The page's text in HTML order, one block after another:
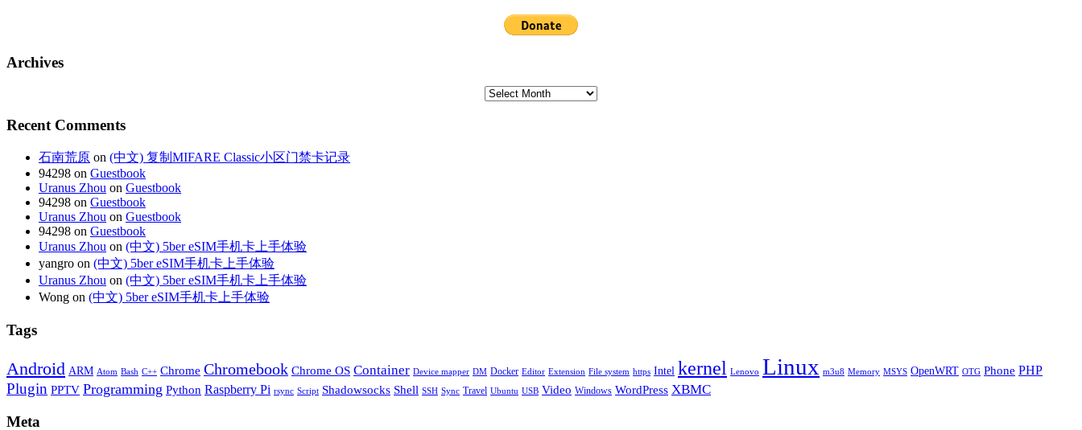
Archives
Recent Comments
石南荒原 on (中文) 复制MIFARE Classic小区门禁卡记录
94298 on Guestbook
Uranus Zhou on Guestbook
94298 on Guestbook
Uranus Zhou on Guestbook
94298 on Guestbook
Uranus Zhou on (中文) 5ber eSIM手机卡上手体验
yangro on (中文) 5ber eSIM手机卡上手体验
Uranus Zhou on (中文) 5ber eSIM手机卡上手体验
Wong on (中文) 5ber eSIM手机卡上手体验
Tags
Android ARM Atom Bash C++ Chrome Chromebook Chrome OS Container Device mapper DM Docker Editor Extension File system https Intel kernel Lenovo Linux m3u8 Memory MSYS OpenWRT OTG Phone PHP
Plugin PPTV Programming Python Raspberry Pi rsync Script Shadowsocks Shell SSH Sync Travel Ubuntu USB Video Windows WordPress XBMC
Meta